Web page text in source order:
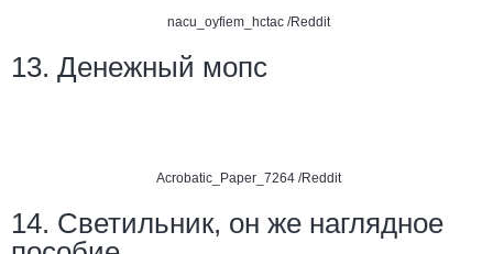
nacu_oyfiem_hctac /Reddit
13. Денежный мопс
Acrobatic_Paper_7264 /Reddit
14. Светильник, он же наглядное